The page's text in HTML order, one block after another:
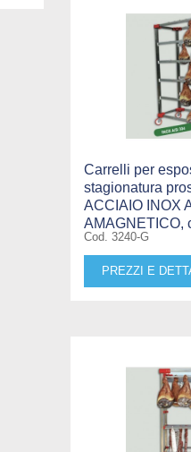
Carrelli per
stagionatura
ACCIAIO INOX
AMAGNETICO,
Cod. 3240-G
PREZZI E